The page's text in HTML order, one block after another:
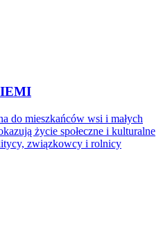
do mieszkańców wsi i małych
życie społeczne i kulturalne
związkowcy i rolnicy